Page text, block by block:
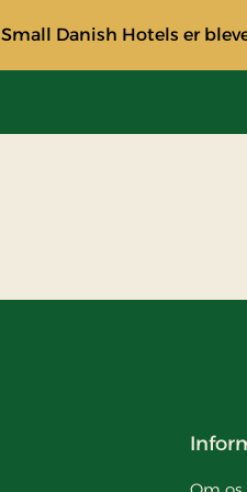
Small Danish Hotels er